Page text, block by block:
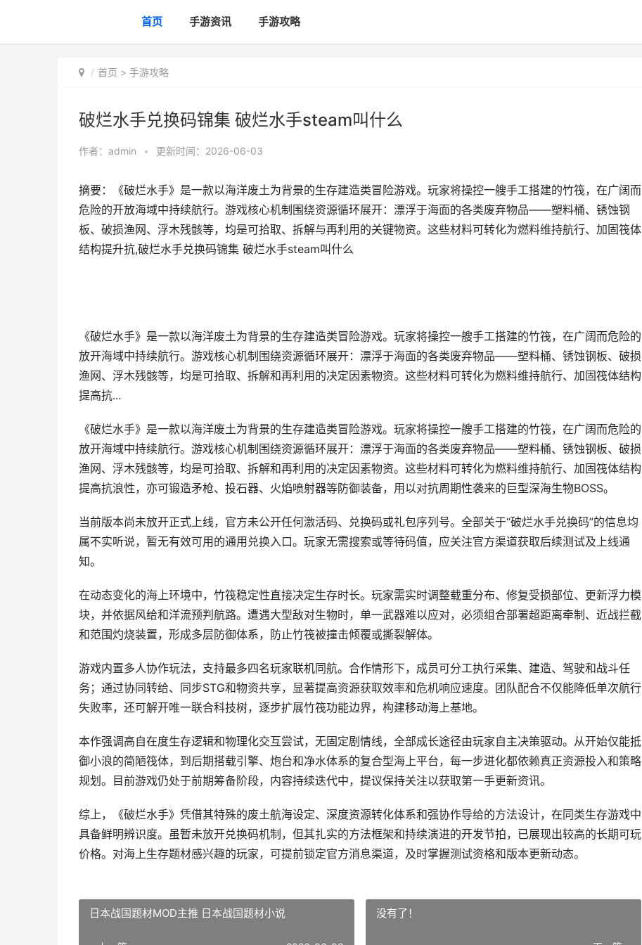
首页 手游资讯 手游攻略
首页 > 手游攻略
破烂水手兑换码锦集 破烂水手steam叫什么
作者： admin • 更新时间：2026-06-03
摘要：《破烂水手》是一款以海洋废土为背景的生存建造类冒险游戏。玩家将操控一艘手工搭建的竹筏，在广阔而
危险的开放海域中持续航行。游戏核心机制围绕资源循环展开：漂浮于海面的各类废弃物品——塑料桶、锈蚀钢
板、破损渔网、浮木残骸等，均是可拾取、拆解与再利用的关键物资。这些材料可转化为燃料维持航行、加固筏体
结构提升抗,破烂水手兑换码锦集 破烂水手steam叫什么
《破烂水手》是一款以海洋废土为背景的生存建造类冒险游戏。玩家将操控一艘手工搭建的竹筏，在广阔而危险的
放开海域中持续航行。游戏核心机制围绕资源循环展开：漂浮于海面的各类废弃物品——塑料桶、锈蚀钢板、破损
渔网、浮木残骸等，均是可拾取、拆解和再利用的决定因素物资。这些材料可转化为燃料维持航行、加固筏体结构
提高抗...
《破烂水手》是一款以海洋废土为背景的生存建造类冒险游戏。玩家将操控一艘手工搭建的竹筏，在广阔而危险的
放开海域中持续航行。游戏核心机制围绕资源循环展开：漂浮于海面的各类废弃物品——塑料桶、锈蚀钢板、破损
渔网、浮木残骸等，均是可拾取、拆解和再利用的决定因素物资。这些材料可转化为燃料维持航行、加固筏体结构
提高抗浪性，亦可锻造矛枪、投石器、火焰喷射器等防御装备，用以对抗周期性袭来的巨型深海生物BOSS。
当前版本尚未放开正式上线，官方未公开任何激活码、兑换码或礼包序列号。全部关于“破烂水手兑换码”的信息均
属不实听说，暂无有效可用的通用兑换入口。玩家无需搜索或等待码值，应关注官方渠道获取后续测试及上线通
知。
在动态变化的海上环境中，竹筏稳定性直接决定生存时长。玩家需实时调整载重分布、修复受损部位、更新浮力模
块，并依据风给和洋流预判航路。遭遇大型敌对生物时，单一武器难以应对，必须组合部署超距离牵制、近战拦截
和范围灼烧装置，形成多层防御体系，防止竹筏被撞击倾覆或撕裂解体。
游戏内置多人协作玩法，支持最多四名玩家联机同航。合作情形下，成员可分工执行采集、建造、驾驶和战斗任
务；通过协同转给、同步STG和物资共享，显著提高资源获取效率和危机响应速度。团队配合不仅能降低单次航行
失败率，还可解开唯一联合科技树，逐步扩展竹筏功能边界，构建移动海上基地。
本作强调高自在度生存逻辑和物理化交互尝试，无固定剧情线，全部成长途径由玩家自主决策驱动。从开始仅能抵
御小浪的简陋筏体，到后期搭载引擎、炮台和净水体系的复合型海上平台，每一步进化都依赖真正资源投入和策略
规划。目前游戏仍处于前期筹备阶段，内容持续迭代中，提议保持关注以获取第一手更新资讯。
综上，《破烂水手》凭借其特殊的废土航海设定、深度资源转化体系和强协作导给的方法设计，在同类生存游戏中
具备鲜明辨识度。虽暂未放开兑换码机制，但其扎实的方法框架和持续演进的开发节拍，已展现出较高的长期可玩
价格。对海上生存题材感兴趣的玩家，可提前锁定官方消息渠道，及时掌握测试资格和版本更新动态。
日本战国题材MOD主推 日本战国题材小说 没有了！